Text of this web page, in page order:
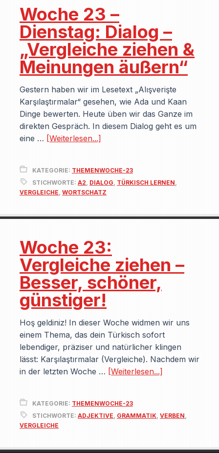
Woche 23 –
Dienstag: Dialog –
„Vergleiche ziehen &
Meinungen äußern“
Gestern haben wir im Lesetext „Alışverişte
Karşılaştırmalar“ gesehen, wie Ada und Kaan
Dinge bewerten. Heute üben wir das Ganze im
direkten Gespräch. In diesem Dialog geht es um
eine … [Weiterlesen...]
KATEGORIE: THEMENWOCHE-23
STICHWORTE: A2, DIALOG, TÜRKISCH LERNEN,
VERGLEICHE, WORTSCHATZ
Woche 23:
Vergleiche ziehen –
Besser, schöner,
günstiger!
Hoş geldiniz! In dieser Woche widmen wir uns
einem Thema, das dein Türkisch sofort
lebendiger, präziser und natürlicher klingen
lässt: Karşılaştırmalar (Vergleiche). Nachdem wir
in der letzten Woche … [Weiterlesen...]
KATEGORIE: THEMENWOCHE-23
STICHWORTE: ADJEKTIVE, GRAMMATIK, VERBEN,
VERGLEICHE